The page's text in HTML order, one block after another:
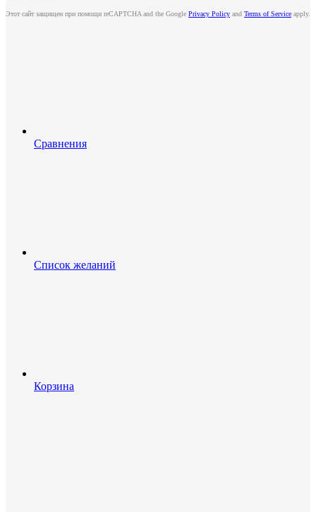
Этот сайт защищен при помощи reCAPTCHA and the Google Privacy Policy and Terms of Service apply.
Сравнения
Список желаний
Корзина